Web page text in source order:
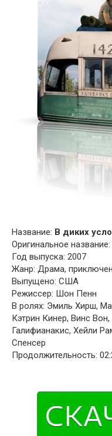
Название: В диких
Оригинальное название:
Год выпуска: 2007
Жанр: Драма,
Выпущено: США
Режиссер: Шон Пенн
В ролях: Эмиль Хирш,
Кэтрин Кинер, Винс
Галифианакис, Хейли
Спенсер
Продолжительность: